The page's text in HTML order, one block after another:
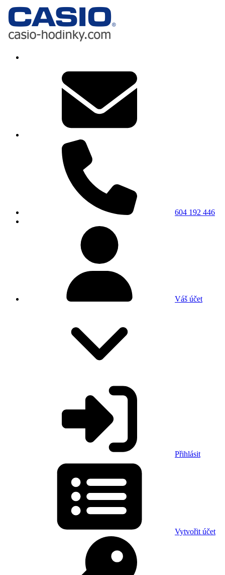
604 192 446
Váš účet
Přihlásit
Vytvořit účet